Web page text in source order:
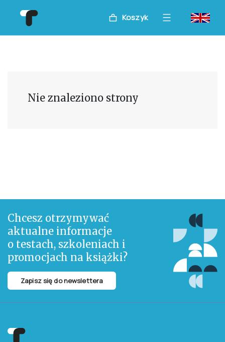
Koszyk
Nie znaleziono strony
Chcesz otrzymywać
aktualne informacje
o testach, szkoleniach i
promocjach na książki?
Zapisz się do newslettera